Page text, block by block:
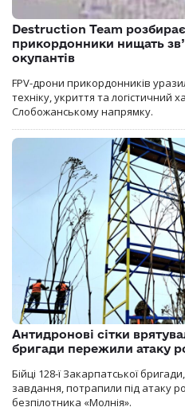
Destruction Team
прикордонники нищать
окупантів
FPV-дрони прикордонників
техніку, укриття та логістичний
Слобожанському напрямку.
Антидронові сітки
бригади пережили атаку
Бійці 128-ї Закарпатської
завдання, потрапили під атаку
безпілотника «Молнія».